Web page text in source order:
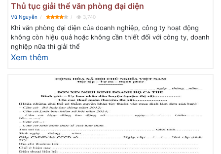
Thủ tục giải thể văn phòng đại diện
Vũ Nguyễn 3,740
Khi văn phòng đại diện của doanh nghiệp, công ty hoạt động
không còn hiệu quả hoặc không cần thiết đối với công ty, doanh
nghiệp nữa thì giải thể
Xem thêm